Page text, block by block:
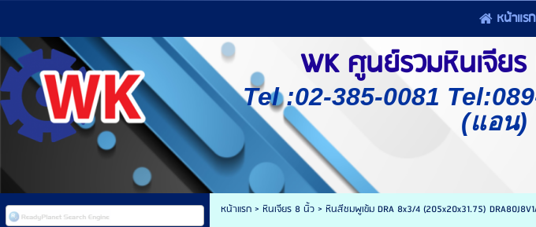
หน้าแรก
WK ศูนย์รวมหินเจีย
Tel :02-385-0081
(แอน)
หน้าแรก> หินเจียร 8 นิ้ว> หินสีชมพูเข้ม DRA 8x3/4 (205x20x31.75)